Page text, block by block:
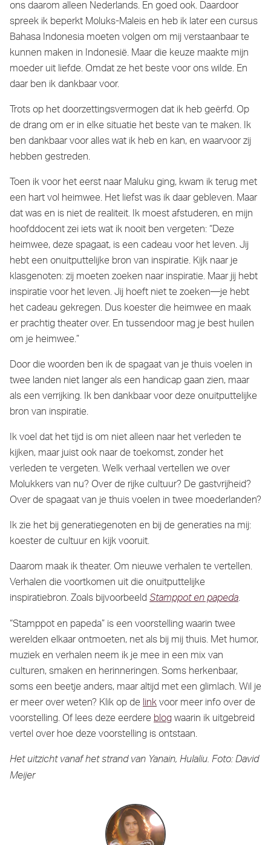
ons daarom alleen Nederlands. En goed ook. Daardoor
spreek ik beperkt Moluks-Maleis en heb ik later een cursus
Bahasa Indonesia moeten volgen om mij verstaanbaar te
kunnen maken in Indonesië. Maar die keuze maakte mijn
moeder uit liefde. Omdat ze het beste voor ons wilde. En
daar ben ik dankbaar voor.
Trots op het doorzettingsvermogen dat ik heb geërfd. Op
de drang om er in elke situatie het beste van te maken. Ik
ben dankbaar voor alles wat ik heb en kan, en waarvoor zij
hebben gestreden.
Toen ik voor het eerst naar Maluku ging, kwam ik terug met
een hart vol heimwee. Het liefst was ik daar gebleven. Maar
dat was en is niet de realiteit. Ik moest afstuderen, en mijn
hoofddocent zei iets wat ik nooit ben vergeten: “Deze
heimwee, deze spagaat, is een cadeau voor het leven. Jij
hebt een onuitputtelijke bron van inspiratie. Kijk naar je
klasgenoten: zij moeten zoeken naar inspiratie. Maar jij hebt
inspiratie voor het leven. Jij hoeft niet te zoeken—je hebt
het cadeau gekregen. Dus koester die heimwee en maak
er prachtig theater over. En tussendoor mag je best huilen
om je heimwee.”
Door die woorden ben ik de spagaat van je thuis voelen in
twee landen niet langer als een handicap gaan zien, maar
als een verrijking. Ik ben dankbaar voor deze onuitputtelijke
bron van inspiratie.
Ik voel dat het tijd is om niet alleen naar het verleden te
kijken, maar juist ook naar de toekomst, zonder het
verleden te vergeten. Welk verhaal vertellen we over
Molukkers van nu? Over de rijke cultuur? De gastvrijheid?
Over de spagaat van je thuis voelen in twee moederlanden?
Ik zie het bij generatiegenoten en bij de generaties na mij:
koester de cultuur en kijk vooruit.
Daarom maak ik theater. Om nieuwe verhalen te vertellen.
Verhalen die voortkomen uit die onuitputtelijke
inspiratiebron. Zoals bijvoorbeeldStamppot en papeda.
“Stamppot en papeda” is een voorstelling waarin twee
werelden elkaar ontmoeten, net als bij mij thuis. Met humor,
muziek en verhalen neem ik je mee in een mix van
culturen, smaken en herinneringen. Soms herkenbaar,
soms een beetje anders, maar altijd met een glimlach. Wil je
er meer over weten? Klik op delinkvoor meer info over de
voorstelling. Of lees deze eerdereblogwaarin ik uitgebreid
vertel over hoe deze voorstelling is ontstaan.
Het uitzicht vanaf het strand van Yanain, Hulaliu. Foto: David
Meijer